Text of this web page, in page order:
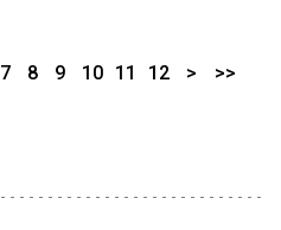
7 8 9 10 11 12 > >>